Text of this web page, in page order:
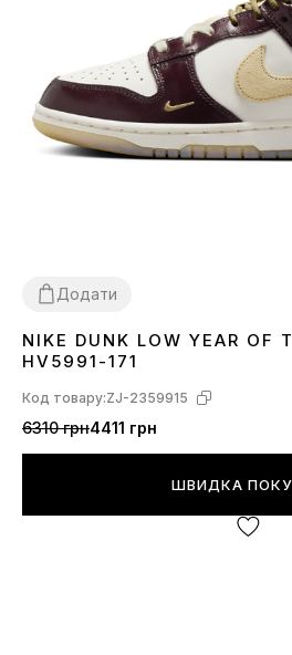
Додати
3637 383940 41
NIKE DUNK LOW YEAR OF
HV5991-171
Код товару:ZJ-2359915
6310 грн4411 грн
ШВИДКА